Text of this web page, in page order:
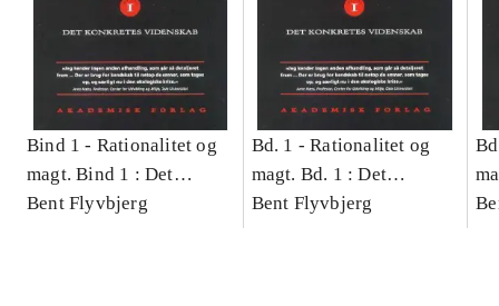
Bind 1 - Rationalitet og
magt. Bind 1 : Det
konkretes videnskab
Bent Flyvbjerg
Bd. 1 -Rationalitet og
magt. Bd. 1 : Det
konkretes videnskab
Bent Flyvbjerg